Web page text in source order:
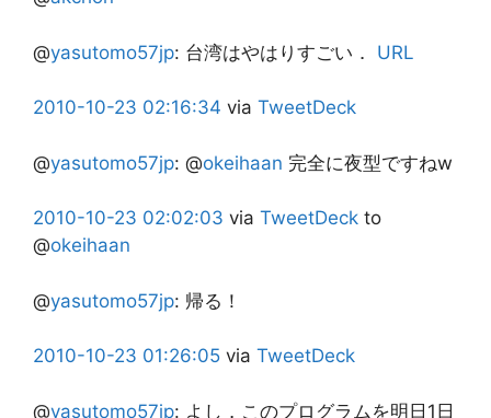
@yasutomo57jp: 台湾はやはりすごい． URL
2010-10-23 02:16:34 via TweetDeck
@yasutomo57jp: @okeihaan 完全に夜型ですねw
2010-10-23 02:02:03 via TweetDeck to
@okeihaan
@yasutomo57jp: 帰る！
2010-10-23 01:26:05 via TweetDeck
@yasutomo57jp: よし，このプログラムを明日1日